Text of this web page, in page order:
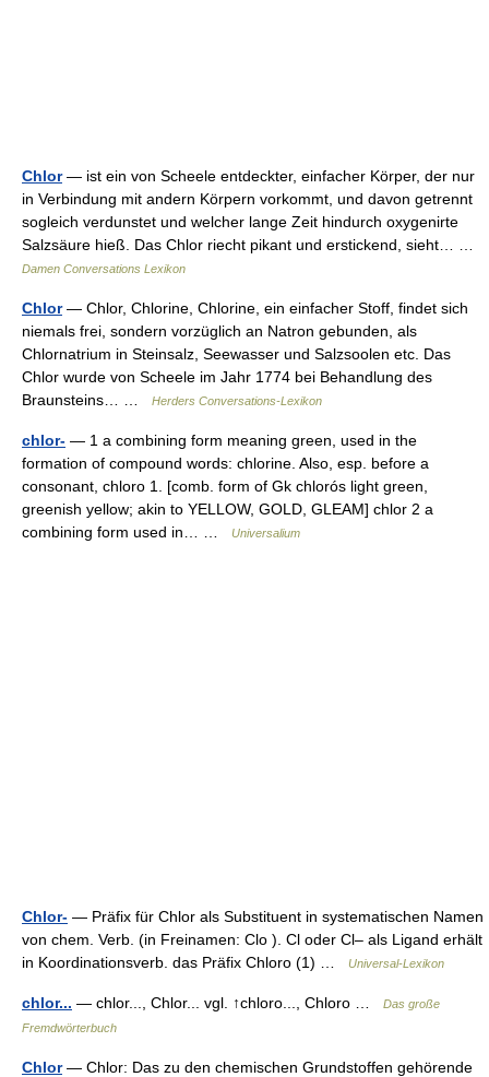
Chlor— ist ein von Scheele entdeckter, einfacher Körper, der nur
in Verbindung mit andern Körpern vorkommt, und davon getrennt
sogleich verdunstet und welcher lange Zeit hindurch oxygenirte
Salzsäure hieß. Das Chlor riecht pikant und erstickend, sieht… …
Damen Conversations Lexikon
Chlor— Chlor, Chlorine, Chlorine, ein einfacher Stoff, findet sich
niemals frei, sondern vorzüglich an Natron gebunden, als
Chlornatrium in Steinsalz, Seewasser und Salzsoolen etc. Das
Chlor wurde von Scheele im Jahr 1774 bei Behandlung des
Braunsteins… …
Herders Conversations-Lexikon
chlor- — 1 a combining form meaning green, used in the
formation of compound words: chlorine. Also, esp. before a
consonant, chloro 1. [comb. form of Gk chlorós light green,
greenish yellow; akin to YELLOW, GOLD, GLEAM] chlor 2 a
combining form used in… …
Universalium
Chlor- — Präfix für Chlor als Substituent in systematischen Namen
von chem. Verb. (in Freinamen: Clo ). Cl oder Cl‒ als Ligand erhält
in Koordinationsverb. das Präfix Chloro (1) …
Universal-Lexikon
chlor... — chlor..., Chlor... vgl. ↑chloro..., Chloro …
Das große
Fremdwörterbuch
Chlor— Chlor: Das zu den chemischen Grundstoffen gehörende